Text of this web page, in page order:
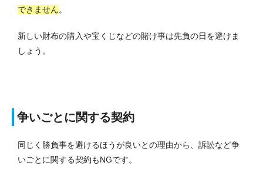
できません。
新しい財布の購入や宝くじなどの賭け事は先負の日を避けま
しょう。
争いごとに関する契約
同じく勝負事を避けるほうが良いとの理由から、訴訟など争
いごとに関する契約もNGです。